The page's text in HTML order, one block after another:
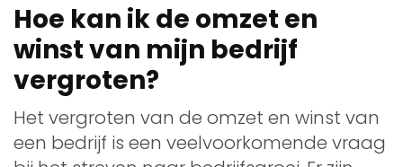
Hoe kan ik de omzet en
winst van mijn bedrijf
vergroten?
Het vergroten van de omzet en winst van
een bedrijf is een veelvoorkomende vraag